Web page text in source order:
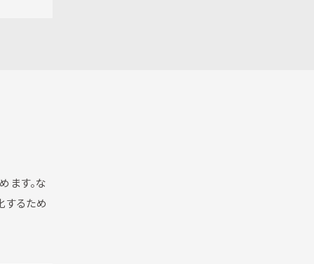
ます。な
するため